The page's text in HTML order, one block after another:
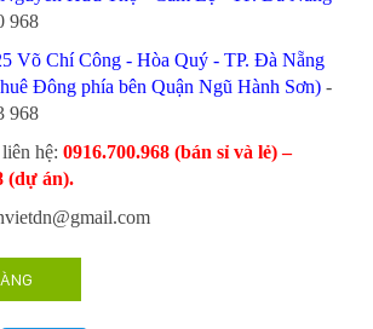
968
Võ Chí Công - Hòa Quý - TP. Đà Nẵng
Đông phía bên Quận Ngũ Hành Sơn) -
968
hệ: 0916.700.968 (bán sỉ và lẻ) –
(dự án).